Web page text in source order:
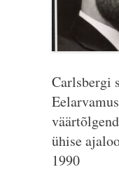
Carlsbergi
ühise
1990